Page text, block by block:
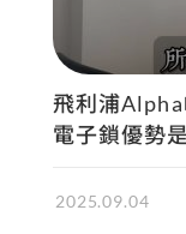
飛利浦
電子鎖優勢
2025.09.04